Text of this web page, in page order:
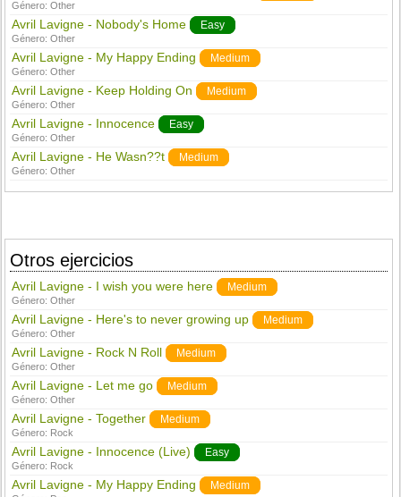
Género:Other
Avril Lavigne - Nobody's Home Easy
Género:Other
Avril Lavigne - My Happy Ending Medium
Género:Other
Avril Lavigne - Keep Holding On Medium
Género:Other
Avril Lavigne - Innocence Easy
Género:Other
Avril Lavigne - He Wasn??t Medium
Género:Other
Otros ejercicios
Avril Lavigne - I wish you were here Medium
Género:Other
Avril Lavigne - Here's to never growing up Medium
Género:Other
Avril Lavigne - Rock N Roll Medium
Género:Other
Avril Lavigne - Let me go Medium
Género:Other
Avril Lavigne - Together Medium
Género: Rock
Avril Lavigne - Innocence (Live) Easy
Género: Rock
Avril Lavigne - My Happy Ending Medium